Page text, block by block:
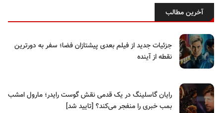
آخرین مطالب
جزئیات جدید از فیلم بعدی پیشتازان فضا؛ سفر به دورترین
نقطه از آینده
رایان گاسلینگ در یک قدمی نقش گوست رایدر؛ مارول امشب
بمب خبری را منفجر می‌کند؟ [تایید شد]